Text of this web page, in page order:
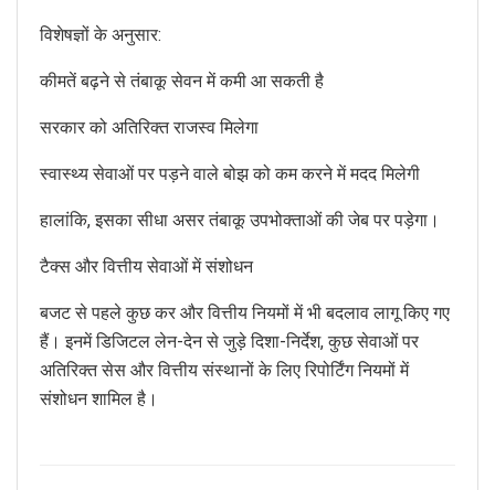
विशेषज्ञों के अनुसार:
कीमतें बढ़ने से तंबाकू सेवन में कमी आ सकती है
सरकार को अतिरिक्त राजस्व मिलेगा
स्वास्थ्य सेवाओं पर पड़ने वाले बोझ को कम करने में मदद मिलेगी
हालांकि, इसका सीधा असर तंबाकू उपभोक्ताओं की जेब पर पड़ेगा।
टैक्स और वित्तीय सेवाओं में संशोधन
बजट से पहले कुछ कर और वित्तीय नियमों में भी बदलाव लागू किए गए
हैं। इनमें डिजिटल लेन-देन से जुड़े दिशा-निर्देश, कुछ सेवाओं पर
अतिरिक्त सेस और वित्तीय संस्थानों के लिए रिपोर्टिंग नियमों में
संशोधन शामिल है।